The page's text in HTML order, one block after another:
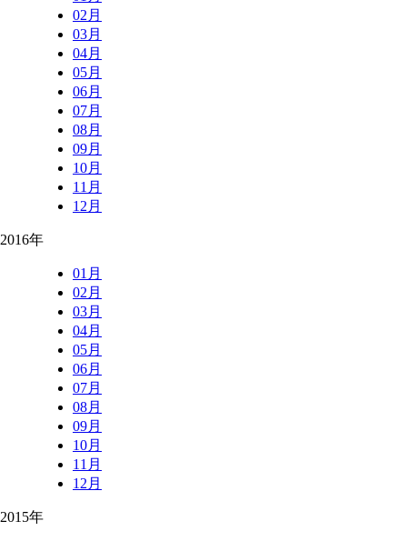
02月
03月
04月
05月
06月
07月
08月
09月
10月
11月
12月
2016年
01月
02月
03月
04月
05月
06月
07月
08月
09月
10月
11月
12月
2015年